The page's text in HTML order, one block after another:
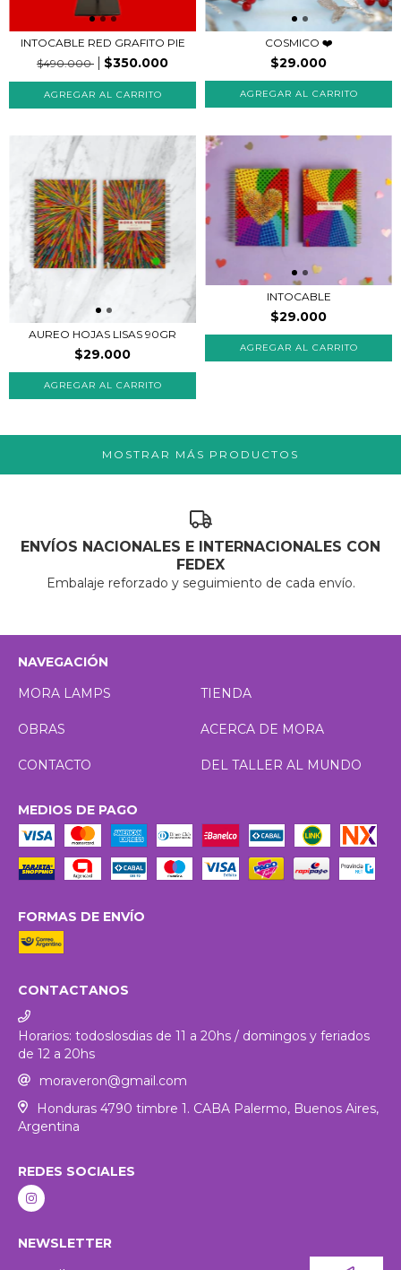
INTOCABLE RED GRAFITO PIE
$490.000
$350.000
COSMICO ❤️
$29.000
AUREO HOJAS LISAS 90GR
$29.000
INTOCABLE
$29.000
AGREGAR AL CARRITO
MOSTRAR MÁS PRODUCTOS
ENVÍOS NACIONALES E INTERNACIONALES CON
FEDEX
Embalaje reforzado y seguimiento de cada envío.
NAVEGACIÓN
MORA LAMPS
TIENDA
OBRAS ACERCA DE MORA
CONTACTO DEL TALLER AL MUNDO
MEDIOS DE PAGO
FORMAS DE ENVÍO
CONTACTANOS
Horarios: todoslosdias de 11 a 20hs / domingos y feriados
de 12 a 20hs
moraveron@gmail.com
Honduras 4790 timbre 1. CABA Palermo, Buenos Aires,
Argentina
REDES SOCIALES
NEWSLETTER